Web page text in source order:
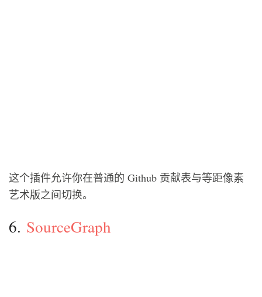
这个插件允许你在普通的 Github 贡献表与等距像素
艺术版之间切换。
6. SourceGraph